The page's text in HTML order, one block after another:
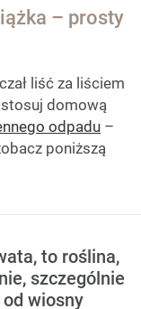
– prosty
liść za liściem
domową
odpadu –
poniższą
to roślina,
szczególnie
wiosny